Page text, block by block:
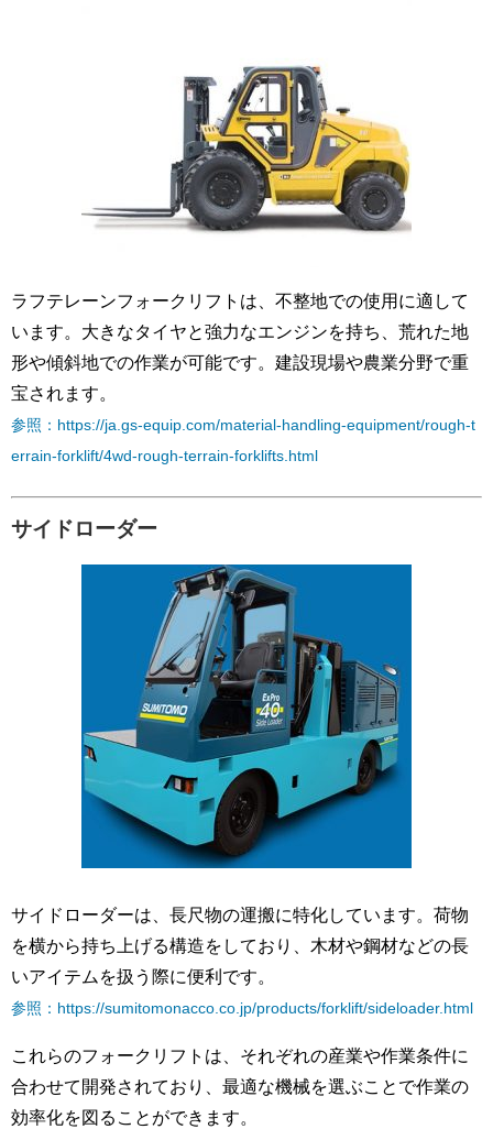
ラフテレーンフォークリフトは、不整地での使用に適して
います。大きなタイヤと強力なエンジンを持ち、荒れた地
形や傾斜地での作業が可能です。建設現場や農業分野で重
宝されます。
参照：https://ja.gs-equip.com/material-handling-equipment/rough-t
errain-forklift/4wd-rough-terrain-forklifts.html
サイドローダー
サイドローダーは、長尺物の運搬に特化しています。荷物
を横から持ち上げる構造をしており、木材や鋼材などの長
いアイテムを扱う際に便利です。
参照：https://sumitomonacco.co.jp/products/forklift/sideloader.html
これらのフォークリフトは、それぞれの産業や作業条件に
合わせて開発されており、最適な機械を選ぶことで作業の
効率化を図ることができます。